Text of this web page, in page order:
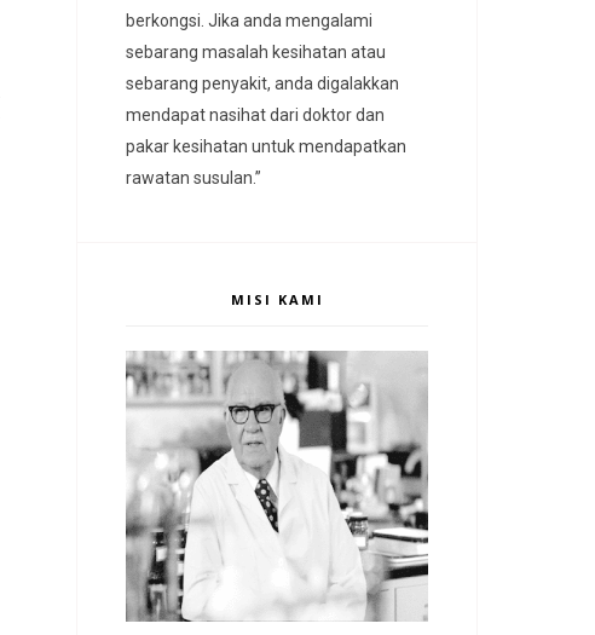
berkongsi. Jika anda mengalami
sebarang masalah kesihatan atau
sebarang penyakit, anda digalakkan
mendapat nasihat dari doktor dan
pakar kesihatan untuk mendapatkan
rawatan susulan.”
MISI KAMI